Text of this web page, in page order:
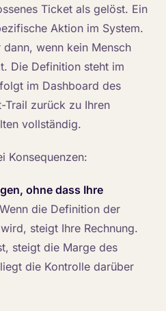
Ticket als gelöst. Ein
Aktion im System.
wenn kein Mensch
Die Definition steht im
im Dashboard des
Trail zurück zu Ihren
vollständig.
Konsequenzen:
ohne dass Ihre
Wenn die Definition der
steigt Ihre Rechnung.
steigt die Marge des
die Kontrolle darüber